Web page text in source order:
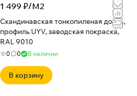
1 499 ₽/М2
Скандинавская тонкопиленая доска,
профиль UYV, заводская покраска,
RAL 9010
0 0 В наличии
В корзину